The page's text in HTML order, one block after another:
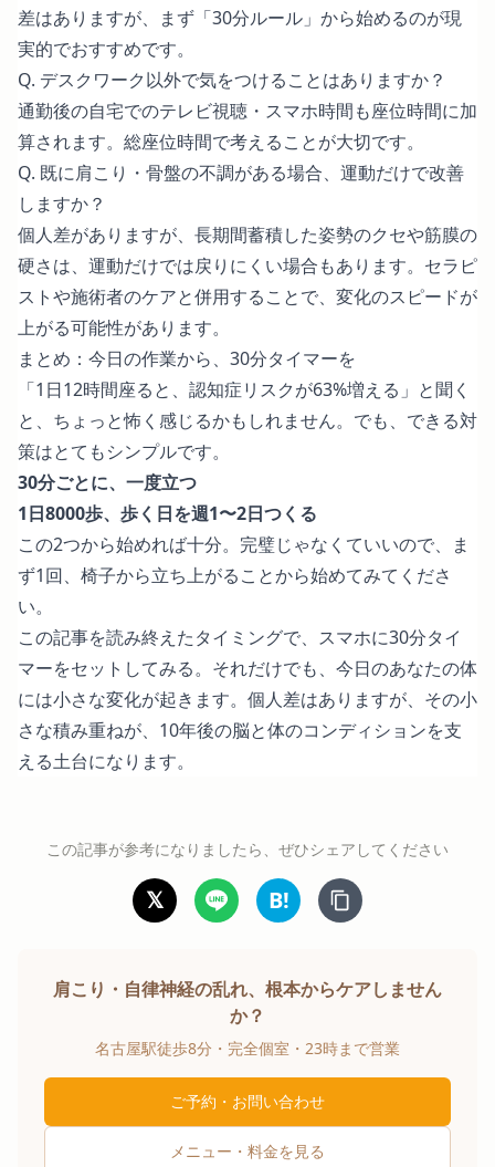
差はありますが、まず「30分ルール」から始めるのが現
実的でおすすめです。
Q. デスクワーク以外で気をつけることはありますか？
通勤後の自宅でのテレビ視聴・スマホ時間も座位時間に加
算されます。総座位時間で考えることが大切です。
Q. 既に肩こり・骨盤の不調がある場合、運動だけで改善
しますか？
個人差がありますが、長期間蓄積した姿勢のクセや筋膜の
硬さは、運動だけでは戻りにくい場合もあります。セラピ
ストや施術者のケアと併用することで、変化のスピードが
上がる可能性があります。
まとめ：今日の作業から、30分タイマーを
「1日12時間座ると、認知症リスクが63%増える」と聞く
と、ちょっと怖く感じるかもしれません。でも、できる対
策はとてもシンプルです。
30分ごとに、一度立つ
1日8000歩、歩く日を週1〜2日つくる
この2つから始めれば十分。完璧じゃなくていいので、ま
ず1回、椅子から立ち上がることから始めてみてくださ
い。
この記事を読み終えたタイミングで、スマホに30分タイ
マーをセットしてみる。それだけでも、今日のあなたの体
には小さな変化が起きます。個人差はありますが、その小
さな積み重ねが、10年後の脳と体のコンディションを支
える土台になります。
この記事が参考になりましたら、ぜひシェアしてください
𝕏 B!
肩こり・自律神経の乱れ、根本からケアしません
か？
名古屋駅徒歩8分・完全個室・23時まで営業
ご予約・お問い合わせ
メニュー・料金を見る